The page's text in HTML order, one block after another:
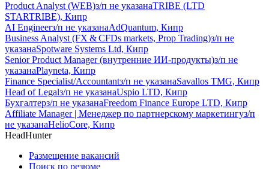
Product Analyst (WEB)з/п не указанаTRIBE (LTD
STARTRIBE), Кипр
AI Engineerз/п не указанаAdQuantum, Кипр
Business Analyst (FX & CFDs markets, Prop Trading)з/п не
указанаSpotware Systems Ltd, Кипр
Senior Product Manager (внутренние ИИ-продукты)з/п не
указанаPlayneta, Кипр
Finance Specialist/Accountantз/п не указанаSavallos TMG, Кипр
Head of Legalз/п не указанаUspio LTD, Кипр
Бухгалтерз/п не указанаFreedom Finance Europe LTD, Кипр
Affiliate Manager | Менеджер по партнерскому маркетингуз/п
не указанаHelioCore, Кипр
HeadHunter
Размещение вакансий
Поиск по резюме